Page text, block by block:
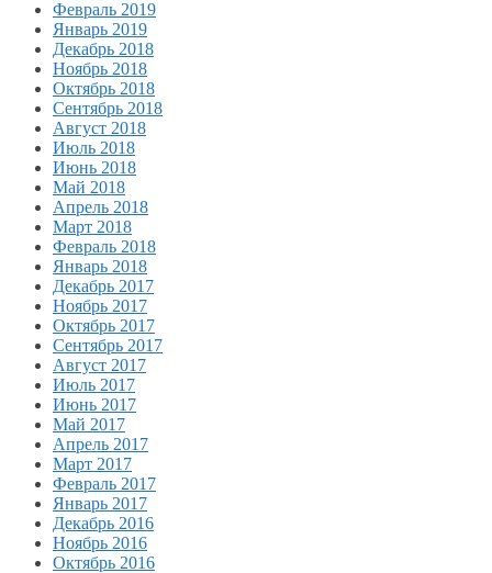
Февраль 2019
Январь 2019
Декабрь 2018
Ноябрь 2018
Октябрь 2018
Сентябрь 2018
Август 2018
Июль 2018
Июнь 2018
Май 2018
Апрель 2018
Март 2018
Февраль 2018
Январь 2018
Декабрь 2017
Ноябрь 2017
Октябрь 2017
Сентябрь 2017
Август 2017
Июль 2017
Июнь 2017
Май 2017
Апрель 2017
Март 2017
Февраль 2017
Январь 2017
Декабрь 2016
Ноябрь 2016
Октябрь 2016